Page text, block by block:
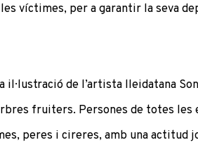
víctimes, per a garantir la seva
il·lustració de l’artista lleidatana
fruiters. Persones de totes
peres i cireres, amb una actitud